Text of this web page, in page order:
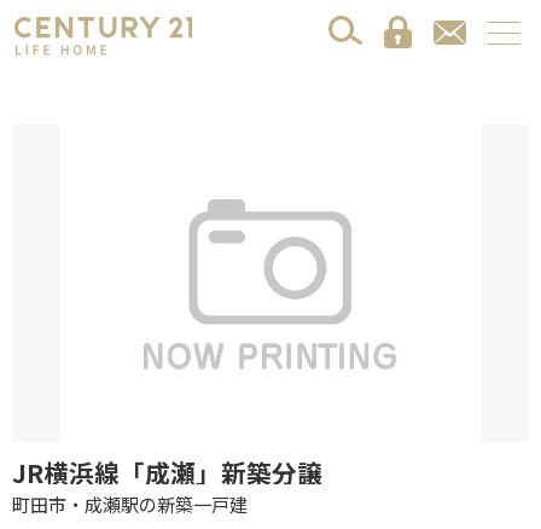
JR横浜線「成瀬」新築分譲
町田市・成瀬駅の新築一戸建